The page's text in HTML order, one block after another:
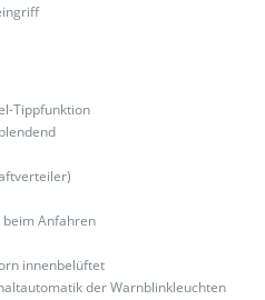
Tippfunktion
Anfahren
innenbelüftet
der Warnblinkleuchten